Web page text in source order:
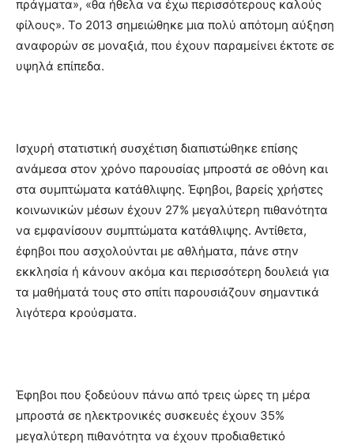
πράγματα», «θα ήθελα να έχω περισσότερους καλούς
φίλους». Το 2013 σημειώθηκε μια πολύ απότομη αύξηση
αναφορών σε μοναξιά, που έχουν παραμείνει έκτοτε σε
υψηλά επίπεδα.
Ισχυρή στατιστική συσχέτιση διαπιστώθηκε επίσης
ανάμεσα στον χρόνο παρουσίας μπροστά σε οθόνη και
στα συμπτώματα κατάθλιψης. Έφηβοι, βαρείς χρήστες
κοινωνικών μέσων έχουν 27% μεγαλύτερη πιθανότητα
να εμφανίσουν συμπτώματα κατάθλιψης. Αντίθετα,
έφηβοι που ασχολούνται με αθλήματα, πάνε στην
εκκλησία ή κάνουν ακόμα και περισσότερη δουλειά για
τα μαθήματά τους στο σπίτι παρουσιάζουν σημαντικά
λιγότερα κρούσματα.
Έφηβοι που ξοδεύουν πάνω από τρεις ώρες τη μέρα
μπροστά σε ηλεκτρονικές συσκευές έχουν 35%
μεγαλύτερη πιθανότητα να έχουν προδιαθετικό